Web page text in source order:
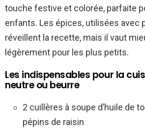
touche festive et colorée, parfaite
enfants. Les épices, utilisées avec
réveillent la recette, mais il vaut
légèrement pour les plus petits.
Les indispensables pour la
neutre ou beurre
2 cuillères à soupe d’huile de
pépins de raisin